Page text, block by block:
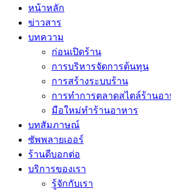
หน้าหลัก
ข่าวสาร
บทความ
ก่อนเปิดร้าน
การบริหารจัดการต้นทุน
การสร้างระบบร้าน
การทำการตลาดสไตล์ร้านอา
มือใหม่ทำร้านอาหาร
บทสัมภาษณ์
ซัพพลายเออร์
ร้านดีบอกต่อ
บริการของเรา
รู้จักกับเรา